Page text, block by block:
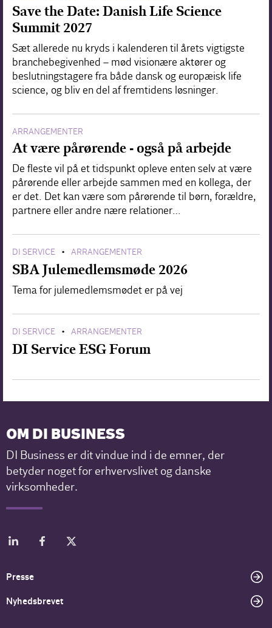
Save the Date: Danish Life Science
Summit 2027
Sæt allerede nu kryds i kalenderen til årets vigtigste
branchebegivenhed – mød visionære aktører og
beslutningstagere fra både dansk og europæisk life
science, og bliv en del af fremtidens løsninger.
ARRANGEMENTER
At være pårørende - også på arbejde
De fleste vil på et tidspunkt opleve enten selv at være
pårørende eller arbejde sammen med en kollega, der
er det. Det kan være som pårørende til børn, forældre,
partnere eller andre nære relationer…
DI SERVICE • ARRANGEMENTER
SBA Julemedlemsmøde 2026
Tema for julemedlemsmødet er på vej
DI SERVICE • ARRANGEMENTER
DI Service ESG Forum
OM DI BUSINESS
DI Business er dit vindue ind i de emner, der
betyder noget for erhvervslivet og danske
virksomheder.
Presse
Nyhedsbrevet